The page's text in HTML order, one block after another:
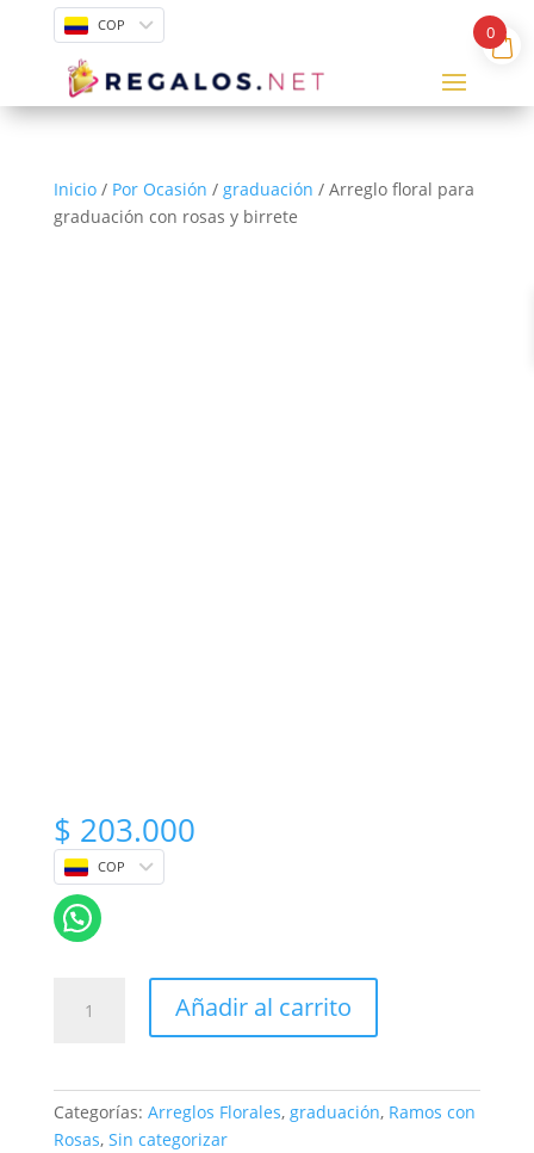
COP
Inicio/ Por Ocasión / graduación / Arreglo floral para
graduación con rosas y birrete
$ 203.000
COP
floral
rosas
Añadir al carrito
Categorías: Arreglos Florales, graduación, Ramos con
Rosas, Sin categorizar
0